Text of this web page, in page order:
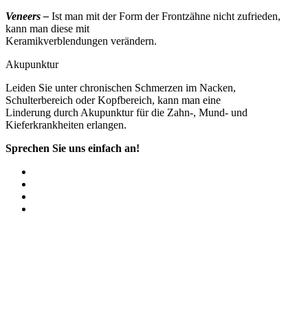
Veneers – Ist man mit der Form der Frontzähne nicht zufrieden,
kann man diese mit
Keramikverblendungen verändern.
Akupunktur
Leiden Sie unter chronischen Schmerzen im Nacken,
Schulterbereich oder Kopfbereich, kann man eine
Linderung durch Akupunktur für die Zahn-, Mund- und
Kieferkrankheiten erlangen.
Sprechen Sie uns einfach an!